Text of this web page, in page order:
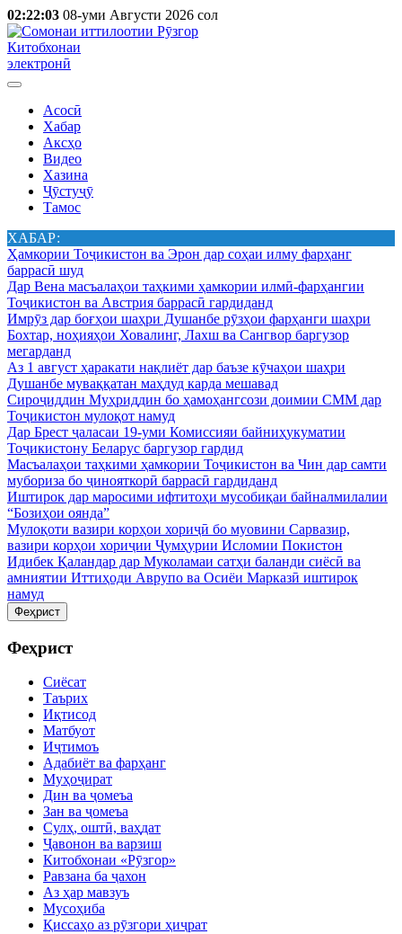
02:22:03 08-уми Августи 2026 сол
Китобхонаи
электронӣ
Асосӣ
Хабар
Аксҳо
Видео
Хазина
Ҷӯстуҷӯ
Тамос
ХАБАР:
Ҳамкории Тоҷикистон ва Эрон дар соҳаи илму фарҳанг
баррасӣ шуд
Дар Вена масъалаҳои таҳкими ҳамкории илмӣ-фарҳангии
Тоҷикистон ва Австрия баррасӣ гардиданд
Имрӯз дар боғҳои шаҳри Душанбе рӯзҳои фарҳанги шаҳри
Бохтар, ноҳияҳои Ховалинг, Лахш ва Сангвор баргузор
мегарданд
Аз 1 август ҳаракати нақлиёт дар баъзе кӯчаҳои шаҳри
Душанбе муваққатан маҳдуд карда мешавад
Сироҷиддин Муҳриддин бо ҳамоҳангсози доимии СММ дар
Тоҷикистон мулоқот намуд
Дар Брест ҷаласаи 19-уми Комиссияи байниҳукуматии
Тоҷикистону Беларус баргузор гардид
Масъалаҳои таҳкими ҳамкории Тоҷикистон ва Чин дар самти
мубориза бо ҷинояткорӣ баррасӣ гардиданд
Иштирок дар маросими ифтитоҳи мусобиқаи байналмилалии
“Бозиҳои оянда”
Мулоқоти вазири корҳои хориҷӣ бо муовини Сарвазир,
вазири корҳои хориҷии Ҷумҳурии Исломии Покистон
Идибек Қаландар дар Муколамаи сатҳи баланди сиёсӣ ва
амниятии Иттиҳоди Аврупо ва Осиёи Марказӣ иштирок
намуд
Феҳрист
Феҳрист
Сиёсат
Таърих
Иқтисод
Матбуот
Иҷтимоъ
Адабиёт ва фарҳанг
Муҳоҷират
Дин ва ҷомеъа
Зан ва ҷомеъа
Сулҳ, оштӣ, ваҳдат
Ҷавонон ва варзиш
Китобхонаи «Рӯзгор»
Равзана ба ҷахон
Аз ҳар мавзуъ
Мусоҳиба
Қиссаҳо аз рӯзгори ҳиҷрат